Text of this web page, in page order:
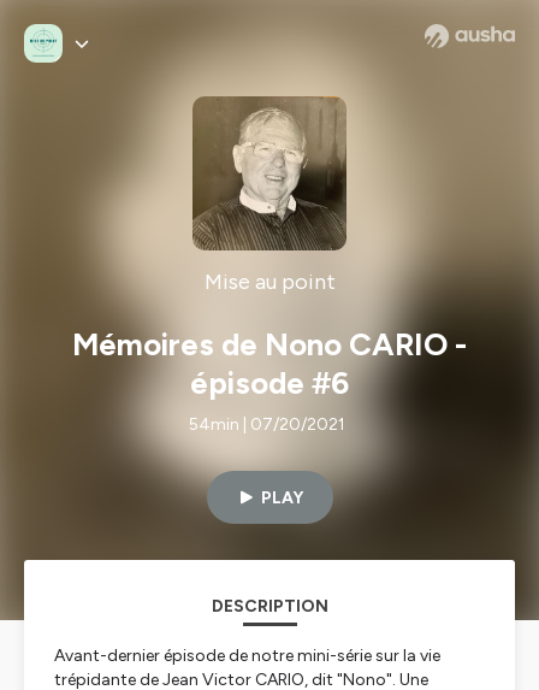
Mise au point
Mémoires de Nono CARIO -
épisode #6
54min | 07/20/2021
PLAY
DESCRIPTION
Avant-dernier épisode de notre mini-série sur la vie
trépidante de Jean Victor CARIO, dit "Nono". Une